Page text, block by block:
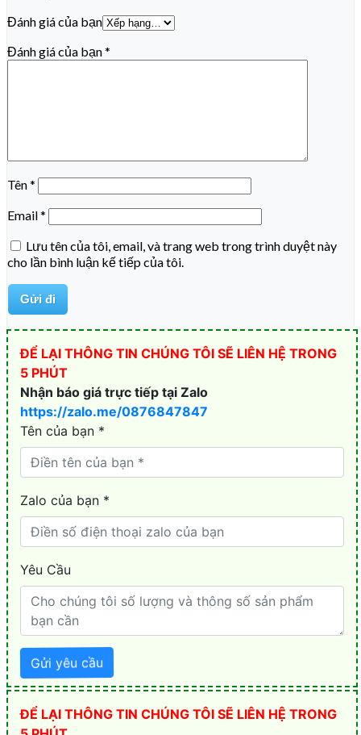
Đánh giá của bạn
Đánh giá của bạn*
Tên*
Email*
Lưu tên của tôi, email, và trang web trong trình duyệt này
cho lần bình luận kế tiếp của tôi.